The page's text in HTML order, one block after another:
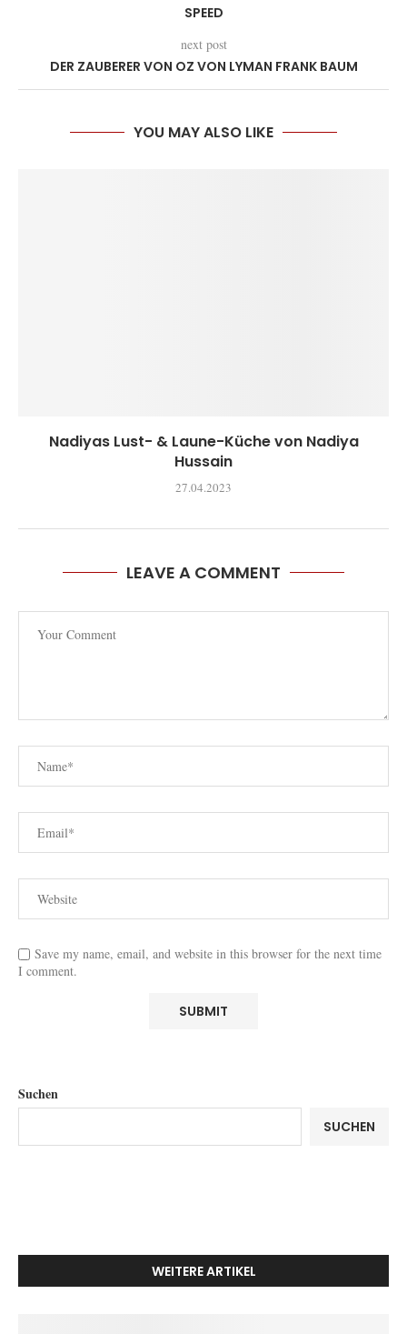
SPEED
next post
DER ZAUBERER VON OZ VON LYMAN FRANK BAUM
YOU MAY ALSO LIKE
Nadiyas Lust- & Laune-Küche von Nadiya
Hussain
27.04.2023
LEAVE A COMMENT
Save my name, email, and website in this browser for the next time
I comment.
Suchen
SUCHEN
WEITERE ARTIKEL